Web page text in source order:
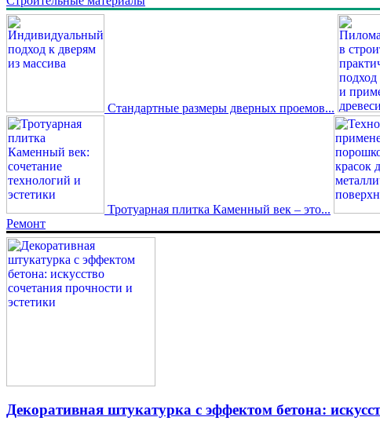
Стандартные размеры дверных проемов...
Тротуарная плитка Каменный век – это...
Ремонт
Декоративная штукатурка с эффектом бетона: